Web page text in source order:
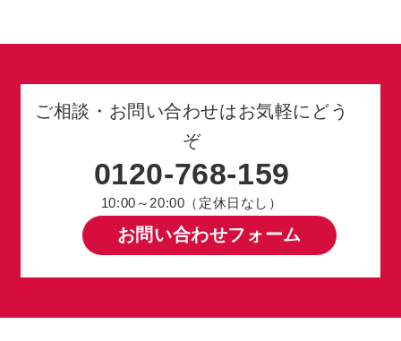
ご相談・お問い合わせはお気軽にどう
ぞ
0120-768-159
10:00～20:00（定休日なし）
お問い合わせフォーム